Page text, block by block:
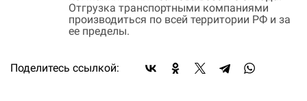
Отгрузка транспортными компаниями
производиться по всей территории РФ и за
ее пределы.
Поделитесь ссылкой: